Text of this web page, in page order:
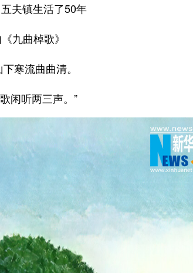
夫镇生活了50年
九曲棹歌》
寒流曲曲清。
闲听两三声。”